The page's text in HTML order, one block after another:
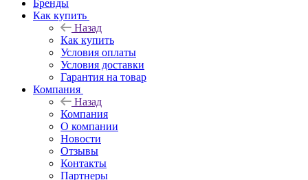
Бренды
Как купить
Назад
Как купить
Условия оплаты
Условия доставки
Гарантия на товар
Компания
Назад
Компания
О компании
Новости
Отзывы
Контакты
Партнеры